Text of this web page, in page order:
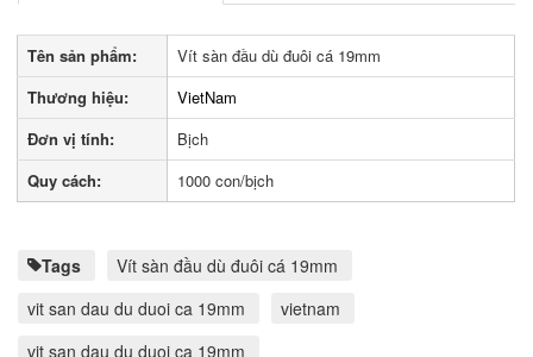
Tên sản phẩm:
Vít sàn đầu dù đuôi cá 19mm
Thương hiệu:
VietNam
Đơn vị tính:
Bịch
Quy cách:
1000 con/bịch
Tags
Vít sàn đầu dù đuôi cá 19mm
vit san dau du duoi ca 19mm
vietnam
vit san dau du duoi ca 19mm